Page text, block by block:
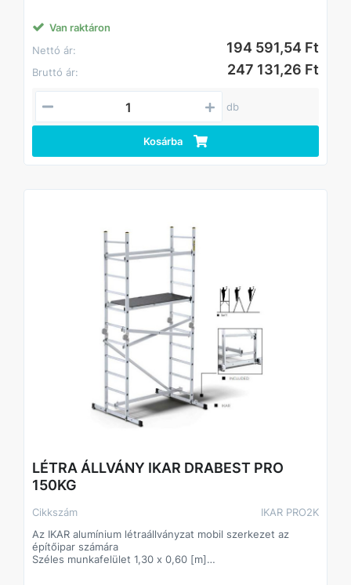
Az 1,30 [m] méretű stabilizátor mozgatható, így az
állványzat bármilyen távolságra elhelyezhető a faltól.
A speciális illesztések megkönnyítik a szerkezet
3 az 1-ben: állványzat, bejárható létra, szabadon álló létra!
Teherbírás max. 150 kg.
Van raktáron
Nettó ár:
194 591,54 Ft
Bruttó ár: 247 131,26 Ft
db
Kosárba
LÉTRA ÁLLVÁNY IKAR DRABEST PRO
150KG
Cikkszám
IKAR PRO2K
Az IKAR alumínium létraállványzat mobil szerkezet az
építőipar számára
Széles munkafelület 1,30 x 0,60 [m]